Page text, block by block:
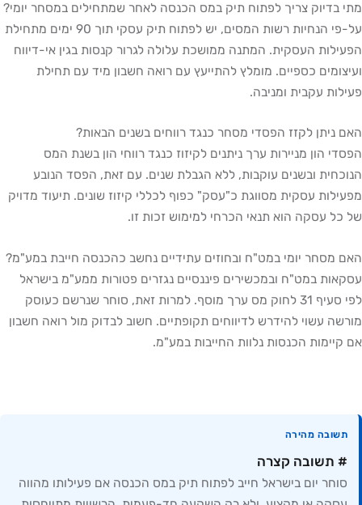
מתי בדיוק צריך לפתוח תיק במס הכנסה לאחר שמתחילים במסחר יומי?
על-פי הנחיות רשות המסים, יש לפתוח תיק עסקי תוך 90 ימים מתחילת
הפעילות העסקית. המתנה ממושכת עלולה לגרור קנסות בגין אי-דיווח
ועיצומים כספיים. מומלץ להתייעץ עם רואה חשבון מיד עם תחילת
פעילות עקבית ומניבה.
האם ניתן לקזז הפסדי מסחר כנגד רווחים בשנים הבאות?
הפסדי הון מניירות ערך ניתנים לקיזוז כנגד רווחי הון בשנת המס
הנוכחית ובשנים עוקבות, ללא הגבלת שנים. עם זאת, הפסד הנובע
מפעילות עסקית מסווגת כ"עסק" כפוף לכללי קיזוז שונים. תיעוד מדויק
של כל עסקה הוא תנאי הכרחי למימוש זכות זו.
האם מסחר יומי במט"ח ובחוזים עתידיים נחשב כהכנסה חייבת במע"מ?
עסקאות במט"ח ובמכשירים פיננסיים נגזרים פטורות ממע"מ בישראל
לפי סעיף 31 לחוק מס ערך מוסף. למרות זאת, סוחר שנרשם כעוסק
מורשה עשוי להידרש לדיווחים תקופתיים. חשוב לבדוק מול רואה חשבון
אם קיימות הכנסות נלוות החייבות במע"מ.
תשובה מהירה
# תשובה קצרה
סוחר יום בישראל חייב לפתוח תיק במס הכנסה אם פעילותו מהווה